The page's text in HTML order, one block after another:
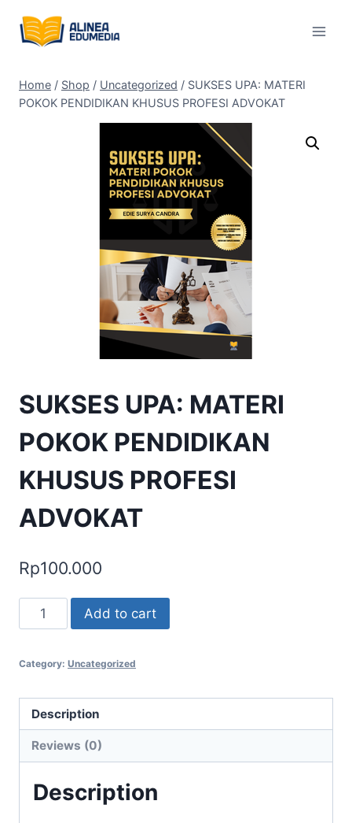
content
Home / Shop / Uncategorized / SUKSES UPA: MATERI
POKOK PENDIDIKAN KHUSUS PROFESI ADVOKAT
SUKSES UPA: MATERI
POKOK PENDIDIKAN
KHUSUS PROFESI
ADVOKAT
Rp100.000
SUKSES
UPA:
POKOK
KHUSUS
PROFESI
Add to cart
Category: Uncategorized
Description
Reviews (0)
Description